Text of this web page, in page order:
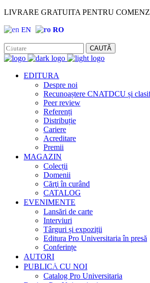
LIVRARE GRATUITA PENTRU
EN RO
CAUTĂ
EDITURA
Despre noi
Recunoaștere CNATDCU și
Peer review
Referenți
Distribuție
Cariere
Acreditare
Premii
MAGAZIN
Colecții
Domenii
Cărţi în curând
CATALOG
EVENIMENTE
Lansări de carte
Interviuri
Târguri și expoziții
Editura Pro Universitaria în presă
Conferințe
AUTORI
PUBLICĂ CU NOI
Catalog Pro Universitaria